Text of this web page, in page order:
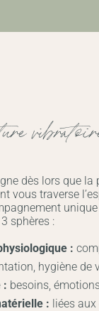
dès lors que la
vous traverse
sphères :
:
hygiène de
: besoins,
: liées